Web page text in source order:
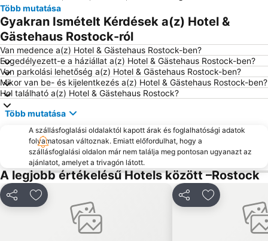
Több mutatása
Gyakran Ismételt Kérdések a(z) Hotel &
Gästehaus Rostock-ról
Van medence a(z) Hotel & Gästehaus Rostock-ben?
Engedélyezett-e a háziállat a(z) Hotel & Gästehaus Rostock-ben?
Van parkolási lehetőség a(z) Hotel & Gästehaus Rostock-ben?
Mikor van be- és kijelentkezés a(z) Hotel & Gästehaus Rostock-ben?
Hol található a(z) Hotel & Gästehaus Rostock?
Több mutatása
A szállásfoglalási oldalaktól kapott árak és foglalhatósági adatok
folyamatosan változnak. Emiatt előfordulhat, hogy a
szállásfoglalási oldalon már nem találja meg pontosan ugyanazt az
ajánlatot, amelyet a trivagón látott.
A legjobb értékelésű Hotels között –Rostock
MegosztásHozzáadás a kedvencekhez MegosztásHozzáadás